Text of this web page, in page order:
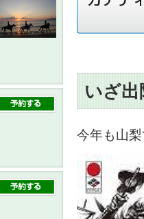
いざ出
今年も山